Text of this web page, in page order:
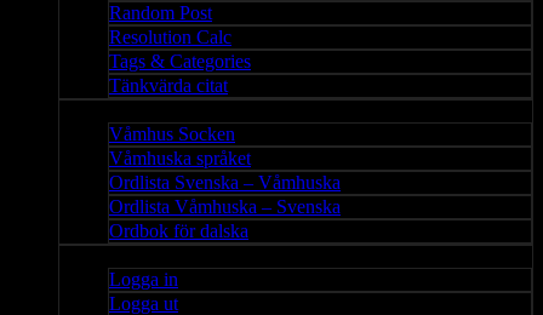
Random Post
Resolution Calc
Tags & Categories
Tänkvärda citat
Våmhus Socken
Våmhuska språket
Ordlista Svenska – Våmhuska
Ordlista Våmhuska – Svenska
Ordbok för dalska
Logga in
Logga ut